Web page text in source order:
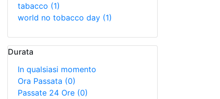
tabacco (1)
world no tobacco day (1)
Durata
In qualsiasi momento
Ora Passata (0)
Passate 24 Ore (0)